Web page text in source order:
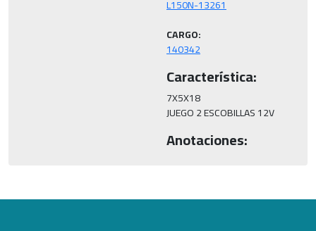
CARGO:
140342
Característica:
7X5X18
JUEGO 2 ESCOBILLAS 12V
Anotaciones: